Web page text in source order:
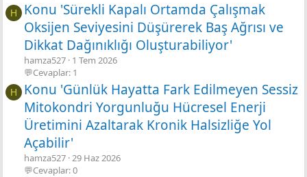
H
Konu 'Sürekli Kapalı Ortamda Çalışmak
Oksijen Seviyesini Düşürerek Baş Ağrısı ve
Dikkat Dağınıklığı Oluşturabiliyor'
hamza527 1 Tem 2026
💬Cevaplar: 1
H
Konu 'Günlük Hayatta Fark Edilmeyen Sessiz
Mitokondri Yorgunluğu Hücresel Enerji
Üretimini Azaltarak Kronik Halsizliğe Yol
Açabilir'
hamza527 29 Haz 2026
💬Cevaplar: 0